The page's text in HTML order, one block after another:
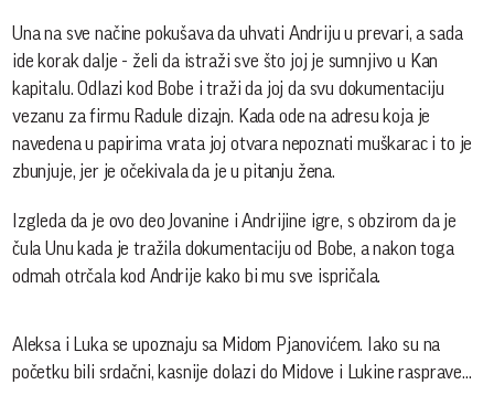
Una na sve načine pokušava da uhvati Andriju u prevari, a sada
ide korak dalje - želi da istraži sve što joj je sumnjivo u Kan
kapitalu. Odlazi kod Bobe i traži da joj da svu dokumentaciju
vezanu za firmu Radule dizajn. Kada ode na adresu koja je
navedena u papirima vrata joj otvara nepoznati muškarac i to je
zbunjuje, jer je očekivala da je u pitanju žena.
Izgleda da je ovo deo Jovanine i Andrijine igre, s obzirom da je
čula Unu kada je tražila dokumentaciju od Bobe, a nakon toga
odmah otrčala kod Andrije kako bi mu sve ispričala.
Aleksa i Luka se upoznaju sa Midom Pjanovićem. Iako su na
početku bili srdačni, kasnije dolazi do Midove i Lukine rasprave...